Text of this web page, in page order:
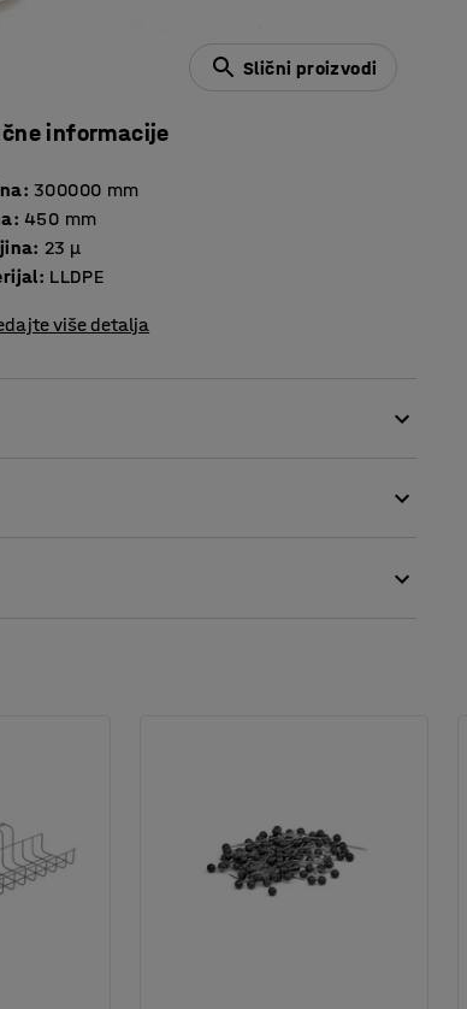
Slični proizvodi
informacije
: 300000 mm
: 450 mm
: 23 μ
: LLDPE
više detalja